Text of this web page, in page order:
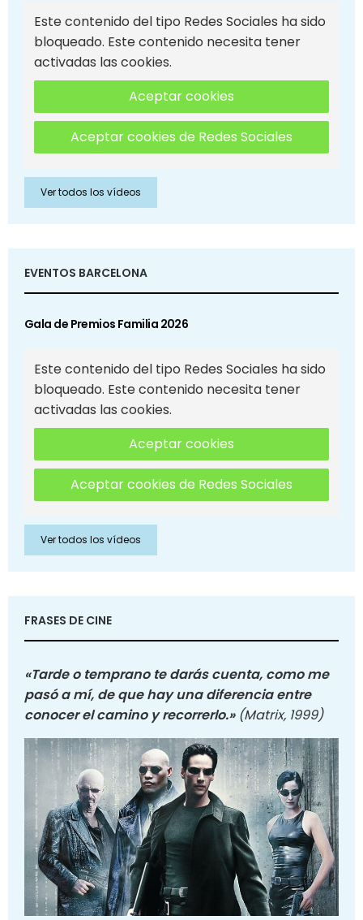
Este contenido del tipo Redes Sociales ha sido
bloqueado. Este contenido necesita tener
activadas las cookies.
Aceptar cookies
Aceptar cookies de Redes Sociales
Ver todos los vídeos
EVENTOS BARCELONA
Gala de Premios Familia 2026
Este contenido del tipo Redes Sociales ha sido
bloqueado. Este contenido necesita tener
activadas las cookies.
Aceptar cookies
Aceptar cookies de Redes Sociales
Ver todos los vídeos
FRASES DE CINE
«Tarde o temprano te darás cuenta, como me
pasó a mí, de que hay una diferencia entre
conocer el camino y recorrerlo.» (Matrix, 1999)